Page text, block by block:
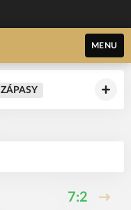
MENU
ZÁPASY
7:2